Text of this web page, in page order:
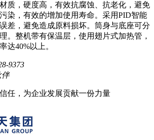
质，硬度高，有效抗腐蚀、抗老化，避免
染，有效的增加使用寿命。采用PID智能
差，避免造成原料损坏。筒身与底座可分
。整机带有保温层，使用翅片式加热管，
达40%以上。
9373
伴
任，为企业发展贡献一份力量